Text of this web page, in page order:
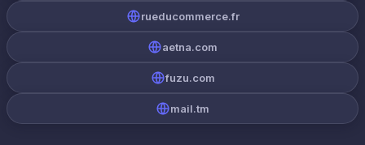
rueducommerce.fr
aetna.com
fuzu.com
mail.tm